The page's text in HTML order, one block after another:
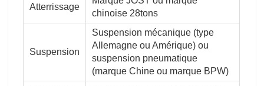
Atterrissage
chinoise 28tons
Suspension
Suspension mécanique (type
Allemagne ou Amérique) ou
suspension pneumatique
(marque Chine ou marque BPW)